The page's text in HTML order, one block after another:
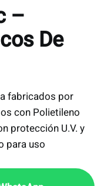
–
De
fabricados por
con Polietileno
protección U.V. y
para uso